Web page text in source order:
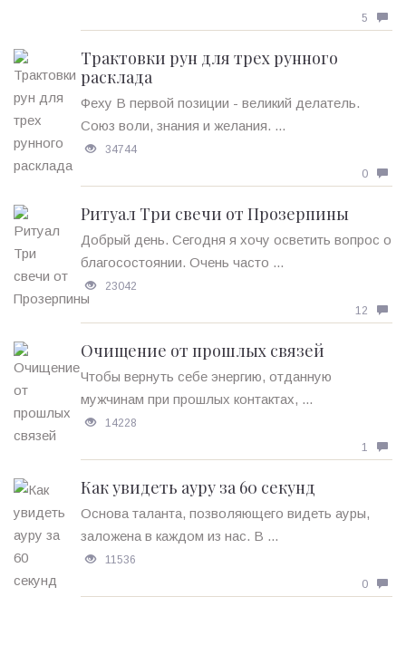
5
Трактовки рун для трех рунного
расклада
Феху В первой позиции - великий делатель.
Союз воли, знания и желания. ...
34744
0
Ритуал Три свечи от Прозерпины
Добрый день. Сегодня я хочу осветить вопрос о
благосостоянии. Очень часто ...
23042
12
Очищение от прошлых связей
Чтобы вернуть себе энергию, отданную
мужчинам при прошлых контактах, ...
14228
1
Как увидеть ауру за 60 секунд
Основа таланта, позволяющего видеть ауры,
заложена в каждом из нас. В ...
11536
0